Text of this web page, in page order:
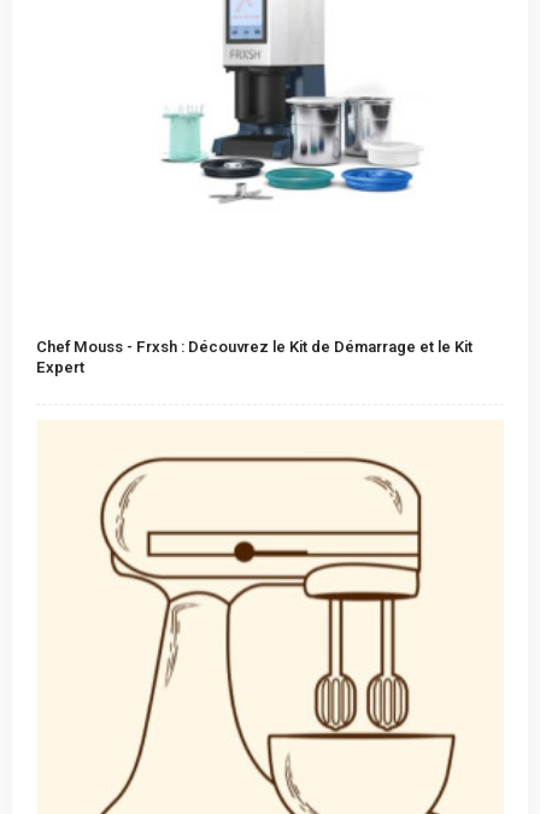
Chef Mouss - Frxsh : Découvrez le Kit de Démarrage et le Kit
Expert